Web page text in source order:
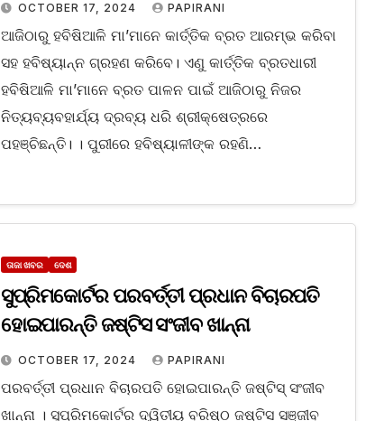
OCTOBER 17, 2024 PAPIRANI
ଆଜିଠାରୁ ହବିଷିଆଳି ମା’ମାନେ କାର୍ତ୍ତିକ ବ୍ରତ ଆରମ୍ଭ କରିବା
ସହ ହବିଷ୍ୟାନ୍ନ ଗ୍ରହଣ କରିବେ। ଏଣୁ କାର୍ତ୍ତିକ ବ୍ରତଧାରୀ
ହବିଷିଆଳି ମା’ମାନେ ବ୍ରତ ପାଳନ ପାଇଁ ଆଜିଠାରୁ ନିଜର
ନିତ୍ୟବ୍ୟବହାର୍ଯ୍ୟ ଦ୍ରବ୍ୟ ଧରି ଶ୍ରୀକ୍ଷେତ୍ରରେ
ପହଞ୍ଚିଛନ୍ତି। । ପୁରୀରେ ହବିଷ୍ୟାଳୀଙ୍କ ରହଣି…
ତାଜା ଖବର ଦେଶ
ସୁପ୍ରିମକୋର୍ଟର ପରବର୍ତ୍ତୀ ପ୍ରଧାନ ବିଚାରପତି
ହୋଇପାରନ୍ତି ଜଷ୍ଟିସ ସଂଜୀବ ଖାନ୍ନା
OCTOBER 17, 2024 PAPIRANI
ପରବର୍ତ୍ତୀ ପ୍ରଧାନ ବିଚାରପତି ହୋଇପାରନ୍ତି ଜଷ୍ଟିସ୍ ସଂଜୀବ
ଖାନ୍ନା । ସୁପ୍ରିମକୋର୍ଟର ଦ୍ୱିତୀୟ ବରିଷ୍ଠ ଜଷ୍ଟିସ ସଞ୍ଜୀବ